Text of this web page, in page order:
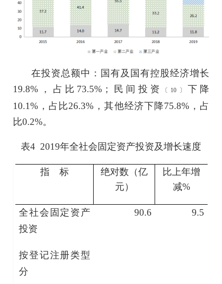
在投资总额中：国有及国有控股经济增长
19.8%，占比 73.5%；民间投资 〔 10 〕 下降
10.1%，占比26.3%，其他经济下降75.8%，占
比0.2%。
表4 2019年全社会固定资产投资及增长速度
指 标
绝对数（亿
元）
比上年增
减%
全社会固定资产
投资
90.6 9.5
按登记注册类型
分